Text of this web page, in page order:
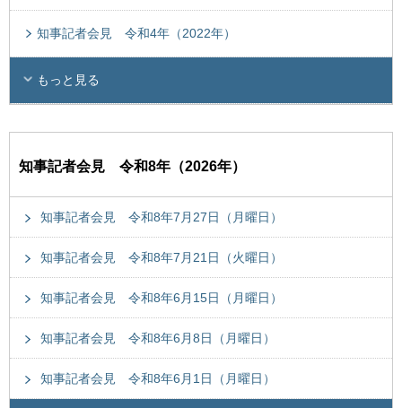
知事記者会見 令和4年（2022年）
もっと見る
知事記者会見 令和8年（2026年）
知事記者会見 令和8年7月27日（月曜日）
知事記者会見 令和8年7月21日（火曜日）
知事記者会見 令和8年6月15日（月曜日）
知事記者会見 令和8年6月8日（月曜日）
知事記者会見 令和8年6月1日（月曜日）